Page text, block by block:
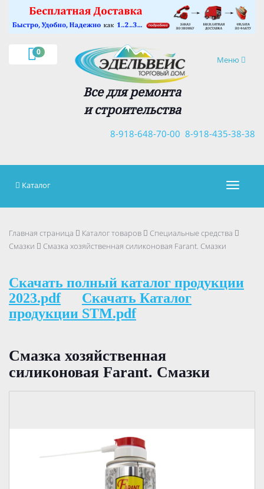
0
Навигация
Меню
Все для ремонта
и строительства
8-918-435-38-38
8-918-648-70-00
×
Каталог
Главная страница Каталог товаров
Специальные средства
Смазки
Смазка хозяйственная силиконовая Farant. Смазки
Скачать полный каталог продукции
2023.pdf
Скачать Каталог
продукции STM.pdf
Смазка хозяйственная
силиконовая Farant. Смазки